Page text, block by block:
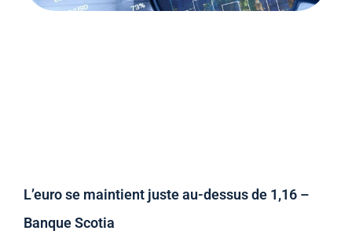
L’euro se maintient juste au-dessus de 1,16 –
Banque Scotia